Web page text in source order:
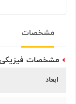
مشخصات
مشخصات فیزیکی
ابعاد